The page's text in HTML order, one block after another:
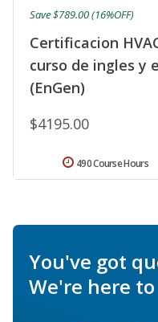
Certificacion
curso de ingles y
(EnGen)
$4195.00
Save $789.00 (16%OFF)
490 Course Hours
You've got
We're here